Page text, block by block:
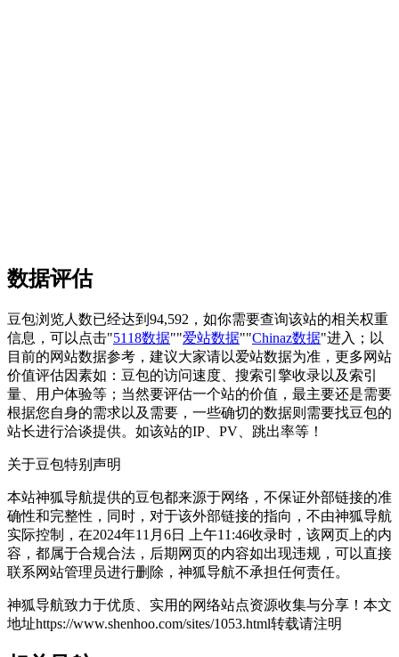
数据评估
豆包浏览人数已经达到94,592，如你需要查询该站的相关权重
信息，可以点击"5118数据""爱站数据""Chinaz数据"进入；以
目前的网站数据参考，建议大家请以爱站数据为准，更多网站
价值评估因素如：豆包的访问速度、搜索引擎收录以及索引
量、用户体验等；当然要评估一个站的价值，最主要还是需要
根据您自身的需求以及需要，一些确切的数据则需要找豆包的
站长进行洽谈提供。如该站的IP、PV、跳出率等！
关于豆包特别声明
本站神狐导航提供的豆包都来源于网络，不保证外部链接的准
确性和完整性，同时，对于该外部链接的指向，不由神狐导航
实际控制，在2024年11月6日 上午11:46收录时，该网页上的内
容，都属于合规合法，后期网页的内容如出现违规，可以直接
联系网站管理员进行删除，神狐导航不承担任何责任。
神狐导航致力于优质、实用的网络站点资源收集与分享！ 本文
地址https://www.shenhoo.com/sites/1053.html转载请注明